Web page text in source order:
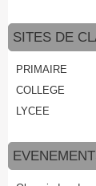
SITES DE
PRIMAIRE
COLLEGE
LYCEE